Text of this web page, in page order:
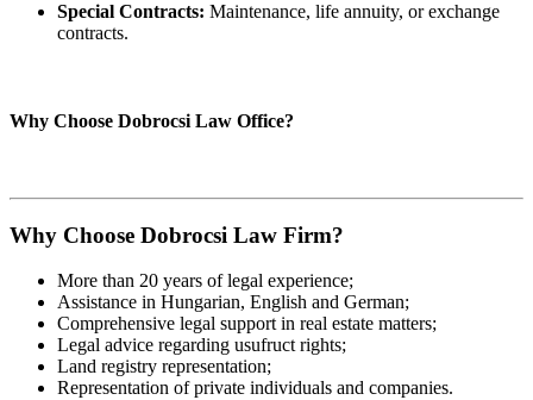
Special Contracts: Maintenance, life annuity, or exchange
contracts.
Why Choose Dobrocsi Law Office?
Why Choose Dobrocsi Law Firm?
More than 20 years of legal experience;
Assistance in Hungarian, English and German;
Comprehensive legal support in real estate matters;
Legal advice regarding usufruct rights;
Land registry representation;
Representation of private individuals and companies.